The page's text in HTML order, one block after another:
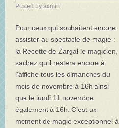
Posted by admin
Pour ceux qui souhaitent encore
assister au spectacle de magie :
la Recette de Zargal le magicien,
sachez qu’il restera encore à
l’affiche tous les dimanches du
mois de novembre à 16h ainsi
que le lundi 11 novembre
également à 16h. C’est un
moment de magie exceptionnel à